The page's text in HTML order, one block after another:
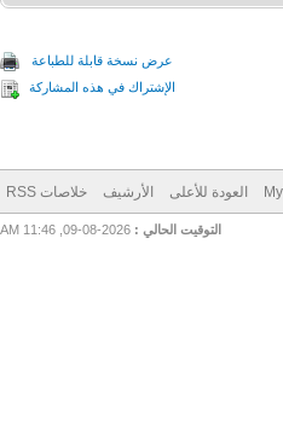
عرض نسخة قابلة للطباعة
الإشتراك في هذه المشاركة
العودة للأعلى الأرشيف خلاصات RSS
التوقيت الحالي :2026-08-09, 11:46 AM